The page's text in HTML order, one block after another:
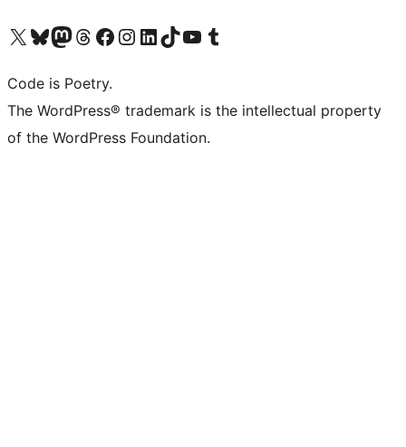
Visita il nostro account X (ex Twitter)
Visita il nostro account Bluesky
Visita il nostro account Mastodon
Visita il nostro account Threads
Visita la nostra pagina Facebook
Visita il nostro account Instagram
Visita il nostro account LinkedIn
Visita il nostro account TikTok
Visita il nostro canale YouTube
Visita il nostro account Tumblr
Code is Poetry.
The WordPress® trademark is the intellectual property
of the WordPress Foundation.